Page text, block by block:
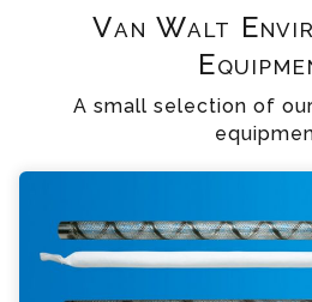
Van Walt
A small selection of